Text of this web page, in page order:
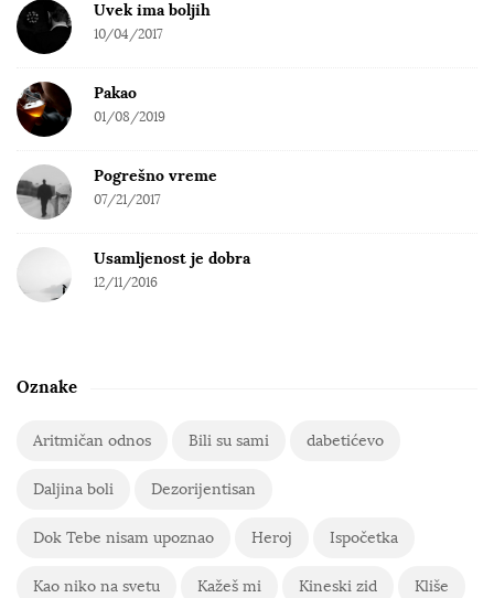
Uvek ima boljih
10/04/2017
Pakao
01/08/2019
Pogrešno vreme
07/21/2017
Usamljenost je dobra
12/11/2016
Oznake
Aritmičan odnos Bili su sami dabetićevo
Daljina boli Dezorijentisan
Dok Tebe nisam upoznao Heroj Ispočetka
Kao niko na svetu Kažeš mi Kineski zid Kliše